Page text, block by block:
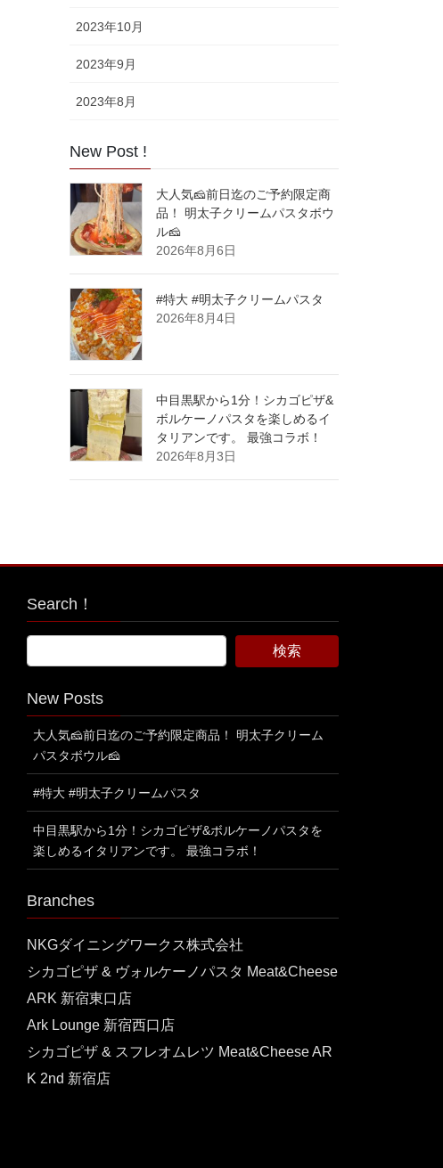
2023年10月
2023年9月
2023年8月
New Post !
大人気🧀前日迄のご予約限定商
品！ 明太子クリームパスタボウ
ル🧀
2026年8月6日
#特大 #明太子クリームパスタ
2026年8月4日
中目黒駅から1分！シカゴピザ&
ボルケーノパスタを楽しめるイ
タリアンです。 最強コラボ！
2026年8月3日
Search！
New Posts
大人気🧀前日迄のご予約限定商品！ 明太子クリーム
パスタボウル🧀
#特大 #明太子クリームパスタ
中目黒駅から1分！シカゴピザ&ボルケーノパスタを
楽しめるイタリアンです。 最強コラボ！
Branches
NKGダイニングワークス株式会社
シカゴピザ & ヴォルケーノパスタ Meat&Cheese
ARK 新宿東口店
Ark Lounge 新宿西口店
シカゴピザ & スフレオムレツ Meat&Cheese AR
K 2nd 新宿店